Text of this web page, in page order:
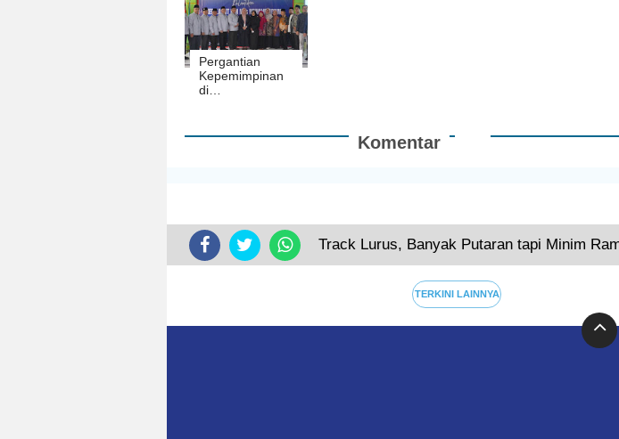
Pergantian
Kepemimpinan
di
Minta Fokus
Komentar
Track Lurus, Banyak Putaran tapi Minim
Terkini
TERKINI LAINNYA